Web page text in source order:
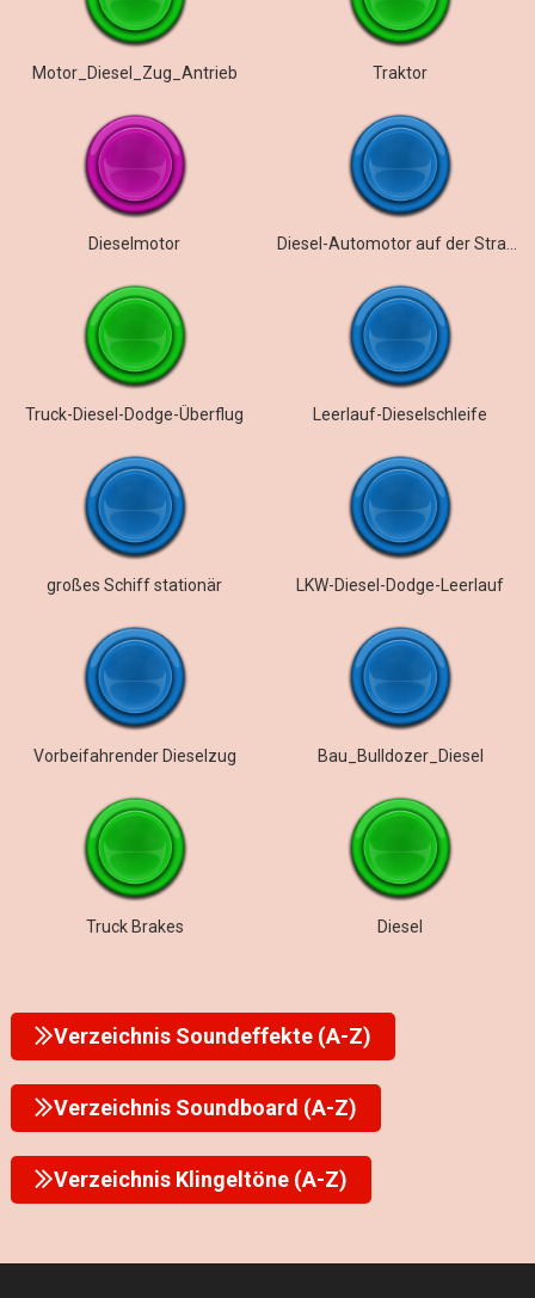
Motor_Diesel_Zug_Antrieb Traktor
Dieselmotor
Truck-Diesel-Dodge-Überflug Leerlauf-Dieselschleife
großes Schiff stationär LKW-Diesel-Dodge-Leerlauf
Vorbeifahrender Dieselzug Bau_Bulldozer_Diesel
Truck Brakes Diesel
Verzeichnis Soundeffekte (A-Z)
Verzeichnis Soundboard (A-Z)
Verzeichnis Klingeltöne (A-Z)